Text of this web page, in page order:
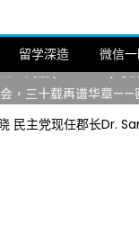
留学深造 微信
初夏又相逢。中华日，
汇：刘励(Li Statler)与
，三十载再谱华章——
空的相逢
民主党现任郡长Dr.